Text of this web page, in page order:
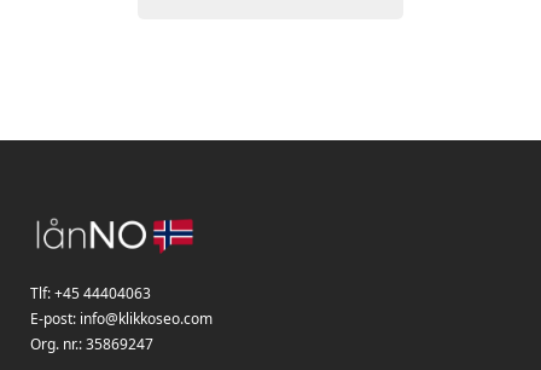
Tlf:+45 44404063
E-post: info@klikkoseo.com
Org. nr.:35869247